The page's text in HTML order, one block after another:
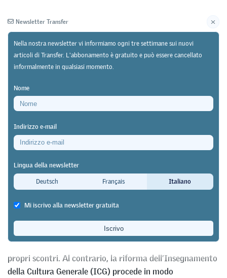
Newsletter Archivio
29/06/26
Serie tematica sulla formazione professionale
Ronde Scuole professionali
La riforma silenziosa
René Schneebeli
La riforma della formazione commerciale di base è stata
un autentico tour de force, accompagnato da veri e
propri scontri. Al contrario, la riforma dell’Insegnamento
della Cultura Generale (ICG) procede in modo
Newsletter Transfer
Nella nostra newsletter vi informiamo ogni tre settimane sui nuovi
articoli di Transfer. L'abbonamento è gratuito e può essere cancellato
informalmente in qualsiasi momento.
Nome
Indirizzo e-mail
Lingua della newsletter
Deutsch
Français Italiano
Mi iscrivo alla newsletter gratuita